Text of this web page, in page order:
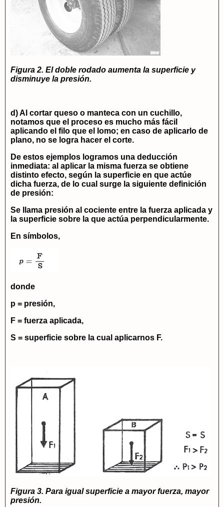
Figura 2. El doble rodado aumenta la superficie y
disminuye la presión.
d) Al cortar queso o manteca con un cuchillo,
notamos que el proceso es mucho más fácil
aplicando el filo que el lomo; en caso de aplicarlo de
plano, no se logra hacer el corte.
De estos ejemplos logramos una deducción
inmediata: al aplicar la misma fuerza se obtiene
distinto efecto, según la superficie en que actúe
dicha fuerza, de lo cual surge la siguiente definición
de presión:
Se llama presión al cociente entre la fuerza aplicada y
la superficie sobre la que actúa perpendicularmente.
En símbolos,
donde
p = presión,
F = fuerza aplicada,
S = superficie sobre la cual aplicarnos F.
Figura 3. Para igual superficie a mayor fuerza, mayor
presión.